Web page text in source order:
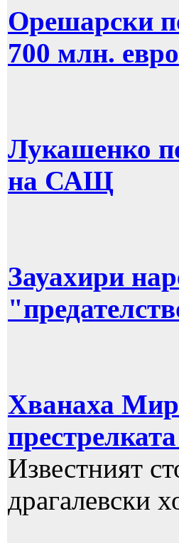
Орешарски
700 млн. евро
Лукашенко
на САЩ
Зауахири
Хванаха
Известният
драгалевски